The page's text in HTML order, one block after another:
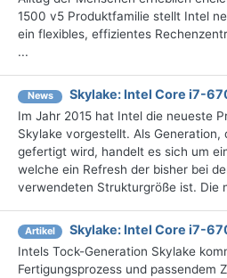
1500 v5 Produktfamilie stellt Intel
ein flexibles, effizientes
...
News Skylake: Intel Core i7-
Im Jahr 2015 hat Intel die neueste
Skylake vorgestellt. Als Generation,
gefertigt wird, handelt es sich um
welche ein Refresh der bisher bei
verwendeten Strukturgröße ist. Die
Artikel Skylake: Intel Core i7-
Intels Tock-Generation Skylake
Fertigungsprozess und passendem